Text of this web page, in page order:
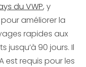
du VWP, y
améliorer la
rapides aux
jusqu’à 90 jours. Il
est requis pour les